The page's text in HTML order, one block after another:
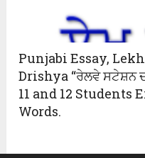
Punjabi Essay,
Drishya “ਰੇਲਵੇ ਸਟੇਸ਼ਨ
11 and 12 Students
Words.